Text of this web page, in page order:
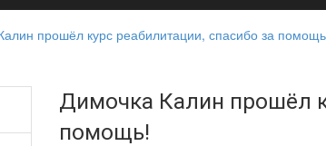
прошёл курс реабилитации, спасибо за
Димочка Калин прошёл
помощь!